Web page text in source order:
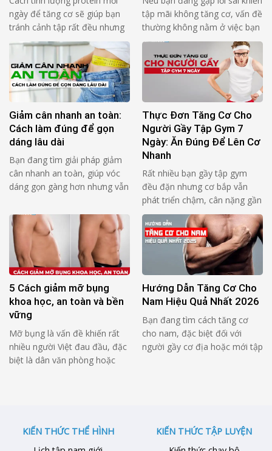
ngày để tăng cơ sẽ giúp bạn
tránh cảnh tập rất đều nhưng
cơ lên chậm. Lý do thường
không nằm ở “thiếu bài lạ”, mà
nằm ở 3 thứ rất cơ bản: Bạn
ăn thiếu protein so với cơ thể
của bạn Bạn dồn protein vào
tập mãi không tăng cơ, vấn đề
thường không nằm ở việc bạn
“thiếu chăm”, mà nằm ở rep
không tạo đủ lực lên cơ mục
tiêu trong đủ thời gian. Bạn
thấy mệt, thấy nặng, nhưng cơ
không “nhận bài”. 4 câu hỏi tự
Giảm cân nhanh an toàn:
Cách làm đúng để gọn
dáng lâu dài
Bạn đang tìm giải pháp giảm
cân nhanh an toàn, giúp vóc
dáng gọn gàng hơn nhưng vẫn
không ít người đã thử nhiều
cách khác nhau nhưng kết quả
không duy trì được lâu, thậm
chí còn mệt mỏi và tăng cân
trở lại. Bài viết này sẽ …
Thực Đơn Tăng Cơ Cho
Người Gầy Tập Gym 7
Ngày: Ăn Đúng Để Lên Cơ
Nhanh
Rất nhiều bạn gầy tập gym
đều đặn nhưng cơ bắp vẫn
phát triển chậm, cân nặng gần
như không thay đổi. Nguyên
nhân phổ biến không nằm ở
việc tập sai, mà đến từ chế độ
ăn chưa đủ và chưa đúng. Một
thực đơn tăng cơ cho người
gầy tập gym 7 ngày …
5 Cách giảm mỡ bụng
khoa học, an toàn và bền
vững
Mỡ bụng là vấn đề khiến rất
nhiều người Việt đau đầu, đặc
biệt là dân văn phòng hoặc
thử nhiều phương pháp truyền
Hướng Dẫn Tăng Cơ Cho
Nam Hiệu Quả Nhất 2026
Bạn đang tìm cách tăng cơ
cho nam, đặc biệt đối với
người gầy cơ địa hoặc mới tập
1. Tại Sao Nam …
KIẾN THỨC THỂ HÌNH
KIẾN THỨC TẬP LUYỆN